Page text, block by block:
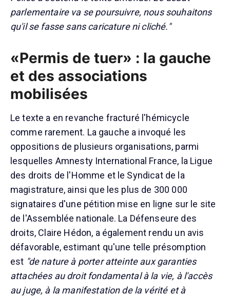
parlementaire va se poursuivre, nous souhaitons
qu'il se fasse sans caricature ni cliché."
«Permis de tuer» : la gauche
et des associations
mobilisées
Le texte a en revanche fracturé l'hémicycle
comme rarement. La gauche a invoqué les
oppositions de plusieurs organisations, parmi
lesquelles Amnesty International France, la Ligue
des droits de l'Homme et le Syndicat de la
magistrature, ainsi que les plus de 300 000
signataires d'une pétition mise en ligne sur le site
de l'Assemblée nationale. La Défenseure des
droits, Claire Hédon, a également rendu un avis
défavorable, estimant qu'une telle présomption
est "de nature à porter atteinte aux garanties
attachées au droit fondamental à la vie, à l'accès
au juge, à la manifestation de la vérité et à